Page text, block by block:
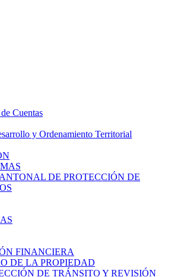
Cuentas
y Ordenamiento Territorial
DE PROTECCIÓN DE
FINANCIERA
DE LA PROPIEDAD
DE TRÁNSITO Y REVISIÓN